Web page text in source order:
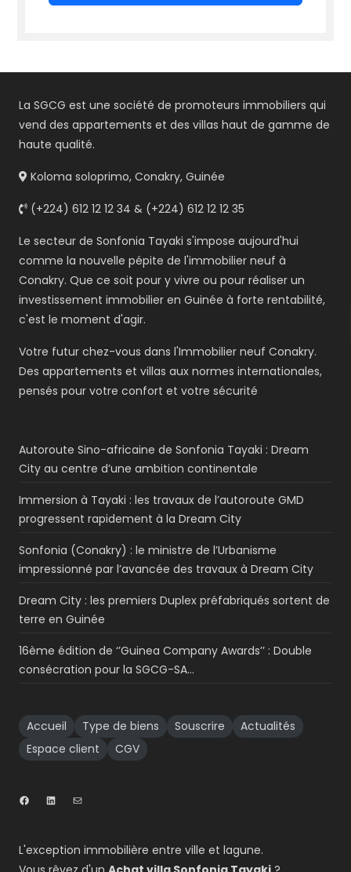
La SGCG est une société de promoteurs immobiliers qui
vend des appartements et des villas haut de gamme de
haute qualité.
Koloma soloprimo, Conakry, Guinée
(+224) 612 12 12 34 & (+224) 612 12 12 35
Le secteur de Sonfonia Tayaki s'impose aujourd'hui
comme la nouvelle pépite de l'immobilier neuf à
Conakry. Que ce soit pour y vivre ou pour réaliser un
investissement immobilier en Guinée à forte rentabilité,
c'est le moment d'agir.
Votre futur chez-vous dans l'Immobilier neuf Conakry.
Des appartements et villas aux normes internationales,
pensés pour votre confort et votre sécurité
Autoroute Sino-africaine de Sonfonia Tayaki : Dream
City au centre d’une ambition continentale
Immersion à Tayaki : les travaux de l’autoroute GMD
progressent rapidement à la Dream City
Sonfonia (Conakry) : le ministre de l’Urbanisme
impressionné par l’avancée des travaux à Dream City
Dream City : les premiers Duplex préfabriqués sortent de
terre en Guinée
16ème édition de ‘’Guinea Company Awards’’ : Double
consécration pour la SGCG-SA…
Accueil Type de biens Souscrire
Actualités
Espace client
CGV
L'exception immobilière entre ville et lagune.